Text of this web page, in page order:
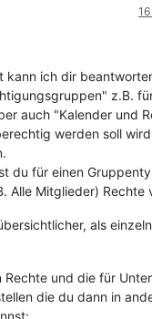
kann ich dir
z.B.
auch "Kalender und
werden soll
du für einen
Alle Mitglieder) Rechte
als
Rechte und die für
die du dann in